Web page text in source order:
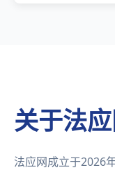
关于法
法应网成立于2026